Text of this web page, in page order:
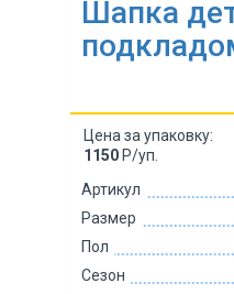
Шапка
Артикул
Размер
Пол
Сезон
Цена за упаковку:
1150 Р/уп.